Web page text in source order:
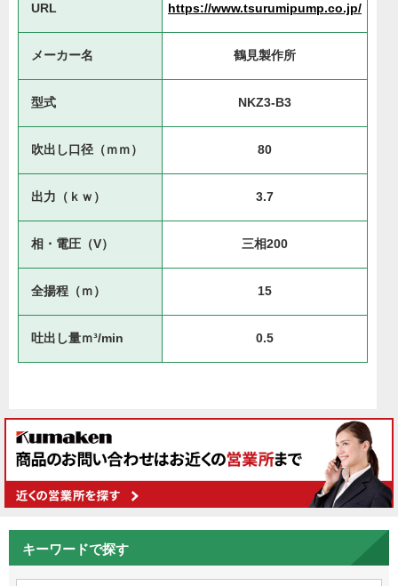
URL https://www.tsurumipump.co.jp/
メーカー名 鶴見製作所
型式 NKZ3-B3
吹出し口径（ｍｍ） 80
出力（ｋｗ） 3.7
相・電圧（V） 三相200
全揚程（ｍ） 15
吐出し量ｍ³/min 0.5
キーワードで探す